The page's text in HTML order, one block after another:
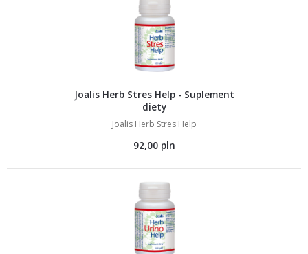
Joalis Herb Stres Help - Suplement
diety
Joalis Herb Stres Help
92,00 pln